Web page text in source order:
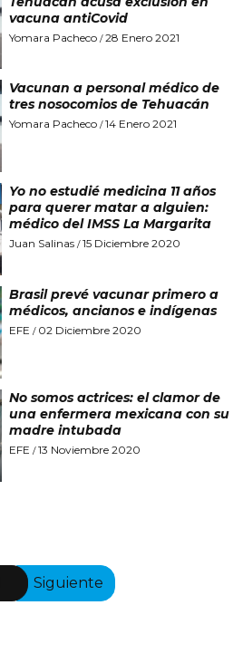
vacuna antiCovid
Yomara Pacheco/28 Enero 2021
Vacunan a personal médico de
tres nosocomios de Tehuacán
Yomara Pacheco/14 Enero 2021
Yo no estudié medicina 11 años
para querer matar a alguien:
médico del IMSS La Margarita
Juan Salinas/15 Diciembre 2020
Brasil prevé vacunar primero a
médicos, ancianos e indígenas
EFE / 02 Diciembre 2020
No somos actrices: el clamor de
una enfermera mexicana con su
madre intubada
EFE /13 Noviembre 2020
Siguiente